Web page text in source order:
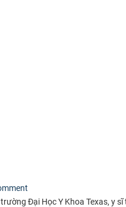
Đại Học Y Khoa Texas, y